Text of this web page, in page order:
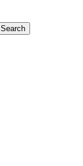
Search